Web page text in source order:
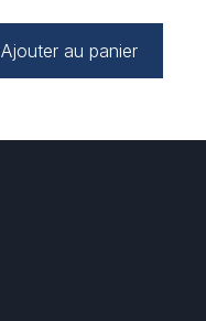
Ajouter au panier